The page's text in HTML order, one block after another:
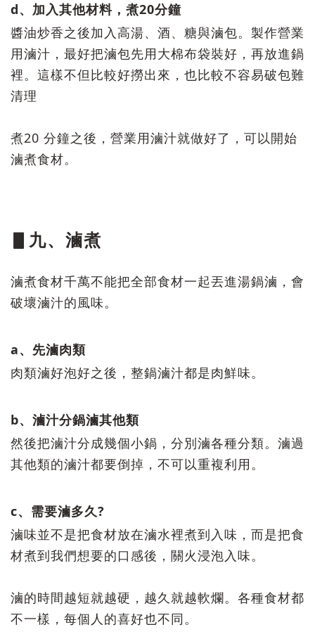
d、加入其他材料，煮20分鐘
醬油炒香之後加入高湯、酒、糖與滷包。製作營業
用滷汁，最好把滷包先用大棉布袋裝好，再放進鍋
裡。這樣不但比較好撈出來，也比較不容易破包難
清理
煮20 分鐘之後，營業用滷汁就做好了，可以開始
滷煮食材。
▋九、滷煮
滷煮食材千萬不能把全部食材一起丟進湯鍋滷，會
破壞滷汁的風味。
a、先滷肉類
肉類滷好泡好之後，整鍋滷汁都是肉鮮味。
b、滷汁分鍋滷其他類
然後把滷汁分成幾個小鍋，分別滷各種分類。滷過
其他類的滷汁都要倒掉，不可以重複利用。
c、需要滷多久?
滷味並不是把食材放在滷水裡煮到入味，而是把食
材煮到我們想要的口感後，關火浸泡入味。
滷的時間越短就越硬，越久就越軟爛。各種食材都
不一樣，每個人的喜好也不同。